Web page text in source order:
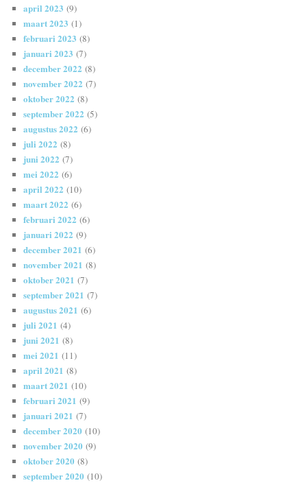
april 2023 (9)
maart 2023 (1)
februari 2023 (8)
januari 2023 (7)
december 2022 (8)
november 2022 (7)
oktober 2022 (8)
september 2022 (5)
augustus 2022 (6)
juli 2022 (8)
juni 2022 (7)
mei 2022 (6)
april 2022 (10)
maart 2022 (6)
februari 2022 (6)
januari 2022 (9)
december 2021 (6)
november 2021 (8)
oktober 2021 (7)
september 2021 (7)
augustus 2021 (6)
juli 2021 (4)
juni 2021 (8)
mei 2021 (11)
april 2021 (8)
maart 2021 (10)
februari 2021 (9)
januari 2021 (7)
december 2020 (10)
november 2020 (9)
oktober 2020 (8)
september 2020 (10)